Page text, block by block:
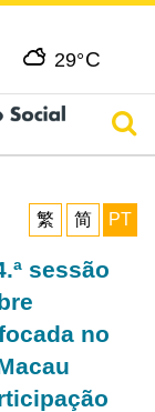
29°C
繁
简 PT
sessão
no